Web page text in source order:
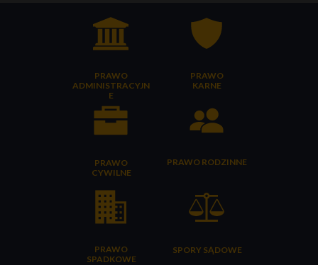
PRAWO
ADMINISTRACYJN
E
PRAWO
CYWILNE
PRAWO
KARNE
PRAWO RODZINNE
PRAWO
SPADKOWE
SPORY SĄDOWE